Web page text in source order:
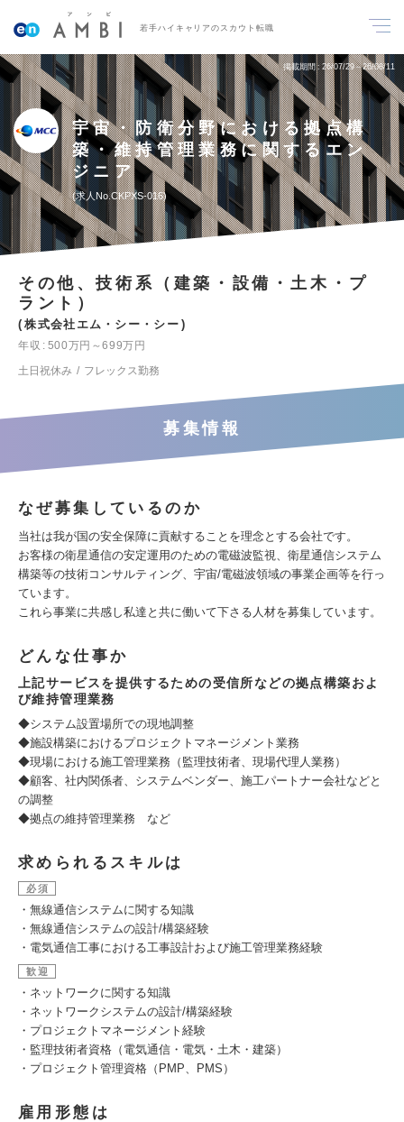
若手ハイキャリアのスカウト転職
掲載期間 26/07/29～26/08/11
宇宙・防衛分野における拠点構
築・維持管理業務に関するエン
ジニア
求人No.CKPXS-016
その他、技術系（建築・設備・土木・プ
ラント）
株式会社エム・シー・シー
年収
500万円～699万円
土日祝休み
フレックス勤務
募集情報
なぜ募集しているのか
当社は我が国の安全保障に貢献することを理念とする会社です。
お客様の衛星通信の安定運用のための電磁波監視、衛星通信システム
構築等の技術コンサルティング、宇宙/電磁波領域の事業企画等を行っ
ています。
これら事業に共感し私達と共に働いて下さる人材を募集しています。
どんな仕事か
上記サービスを提供するための受信所などの拠点構築およ
び維持管理業務
◆システム設置場所での現地調整
◆施設構築におけるプロジェクトマネージメント業務
◆現場における施工管理業務（監理技術者、現場代理人業務）
◆顧客、社内関係者、システムベンダー、施工パートナー会社などと
の調整
◆拠点の維持管理業務 など
求められるスキルは
必須
・無線通信システムに関する知識
・無線通信システムの設計/構築経験
・電気通信工事における工事設計および施工管理業務経験
歓迎
・ネットワークに関する知識
・ネットワークシステムの設計/構築経験
・プロジェクトマネージメント経験
・監理技術者資格（電気通信・電気・土木・建築）
・プロジェクト管理資格（PMP、PMS）
雇用形態は